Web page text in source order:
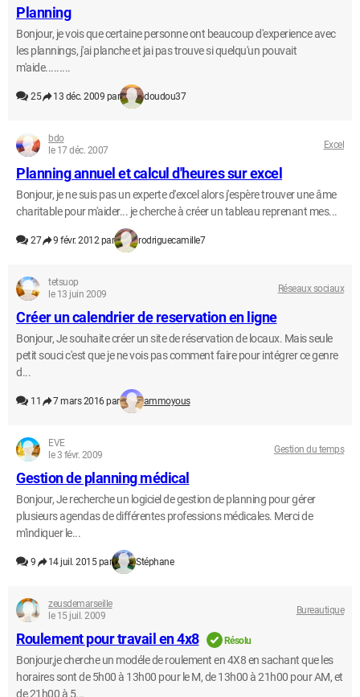
Planning
Bonjour, je vois que certaine personne ont beaucoup d'experience avec
les plannings, j'ai planche et jai pas trouve si quelqu'un pouvait
m'aide.........
25 13 déc. 2009 par doudou37
bdo
le 17 déc. 2007
Excel
Planning annuel et calcul d'heures sur excel
Bonjour, je ne suis pas un experte d'excel alors j'espère trouver une âme
charitable pour m'aider... je cherche à créer un tableau reprenant mes...
27 9 févr. 2012 par rodriguecamille7
tetsuop
le 13 juin 2009
Réseaux sociaux
Créer un calendrier de reservation en ligne
Bonjour, Je souhaite créer un site de réservation de locaux. Mais seule
petit souci c'est que je ne vois pas comment faire pour intégrer ce genre
d...
11 7 mars 2016 par ammoyous
EVE
le 3 févr. 2009
Gestion du temps
Gestion de planning médical
Bonjour, Je recherche un logiciel de gestion de planning pour gérer
plusieurs agendas de différentes professions médicales. Merci de
m'indiquer le...
9 14 juil. 2015 par Stéphane
zeusdemarseille
le 15 juil. 2009
Bureautique
Roulement pour travail en 4x8 Résolu
Bonjour,je cherche un modéle de roulement en 4X8 en sachant que les
horaires sont de 5h00 à 13h00 pour le M, de 13h00 à 21h00 pour AM, et
de 21h00 à 5...